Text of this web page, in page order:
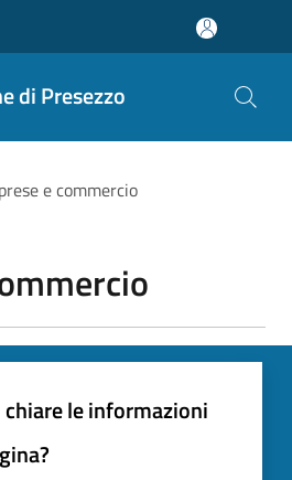
di Presezzo
e commercio
le informazioni